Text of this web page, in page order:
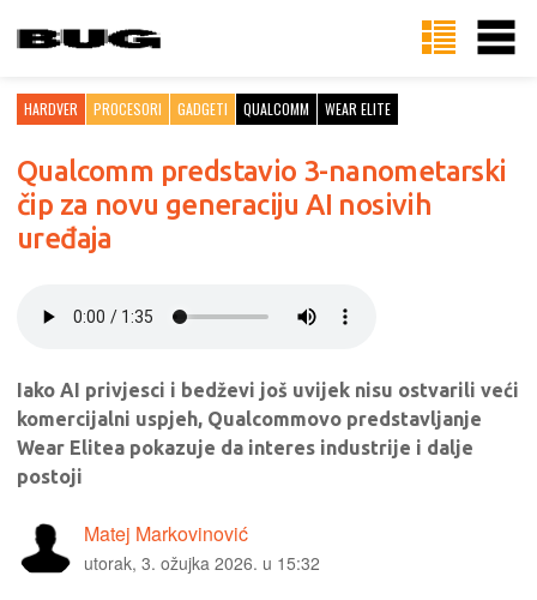
HARDVER PROCESORI GADGETI QUALCOMM WEAR ELITE
Qualcomm predstavio 3-nanometarski
čip za novu generaciju AI nosivih
uređaja
Iako AI privjesci i bedževi još uvijek nisu ostvarili veći
komercijalni uspjeh, Qualcommovo predstavljanje
Wear Elitea pokazuje da interes industrije i dalje
postoji
Matej Markovinović
utorak, 3. ožujka 2026. u 15:32